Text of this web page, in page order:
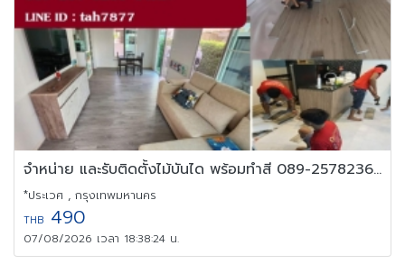
จำหน่าย และรับติดตั้งไม้บันได พร้อมทำสี 089-2578236 ช่างต๊ะ
*ประเวศ , กรุงเทพมหานคร
THB 490
07/08/2026 เวลา 18:38:24 น.